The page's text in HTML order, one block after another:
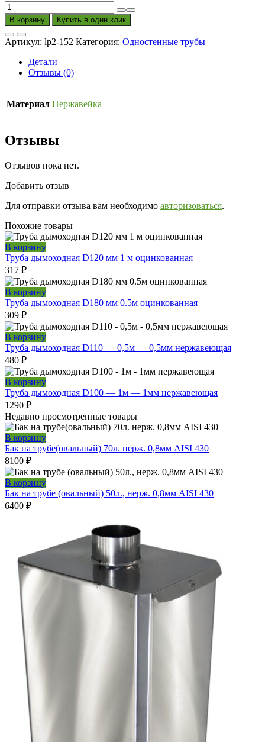
Количество
товара
Труба
дымоходная
D125
0,5м
нержавеющая
В корзину Купить в один клик
Артикул: lp2-152 Категория: Одностенные трубы
Детали
Отзывы (0)
Материал Нержавейка
Отзывы
Отзывов пока нет.
Добавить отзыв
Для отправки отзыва вам необходимо авторизоваться.
Похожие товары
В корзину
Труба дымоходная D120 мм 1 м оцинкованная
317 ₽
В корзину
Труба дымоходная D180 мм 0.5м оцинкованная
309 ₽
В корзину
Труба дымоходная D110 — 0,5м — 0,5мм нержавеющая
480 ₽
В корзину
Труба дымоходная D100 — 1м — 1мм нержавеющая
1290 ₽
Недавно просмотренные товары
В корзину
Бак на трубе(овальный) 70л. нерж. 0,8мм AISI 430
8100 ₽
В корзину
Бак на трубе (овальный) 50л., нерж. 0,8мм AISI 430
6400 ₽